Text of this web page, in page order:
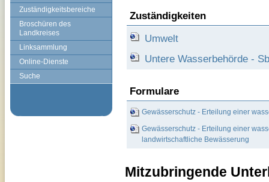
Zuständigkeitsbereiche
Broschüren des
Landkreises
Linksammlung
Online-Dienste
Suche
Zuständigkeiten
Umwelt
Untere Wasserbehörde -
Formulare
Gewässerschutz - Erteilung einer
Gewässerschutz - Erteilung einer
landwirtschaftliche Bewässerung
Mitzubringende